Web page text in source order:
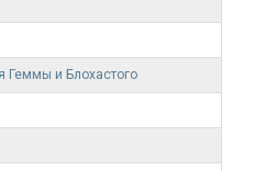
Геммы и Блохастого